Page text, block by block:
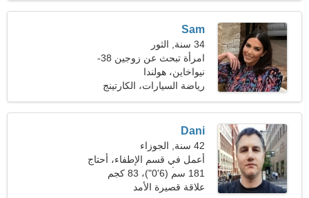
Sam
34 سنة, الثور
امرأة تبحث عن زوجين 38-
45
نيواخاين، هولندا
رياضة السيارات، الكارتينج
Dani
42 سنة, الجوزاء
أعمل في قسم الإطفاء، أحتاج
إلى امرأة مرحة
181 سم (6'0")، 83 كجم
(182 رطلا)
علاقة قصيرة الأمد